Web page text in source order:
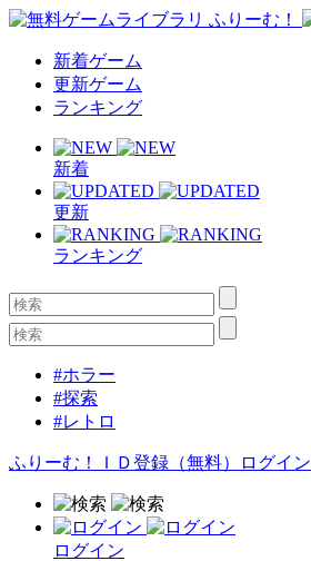
新着ゲーム
更新ゲーム
ランキング
新着
更新
ランキング
#ホラー
#探索
#レトロ
ふりーむ！ＩＤ登録（無料） ログイン
ログイン